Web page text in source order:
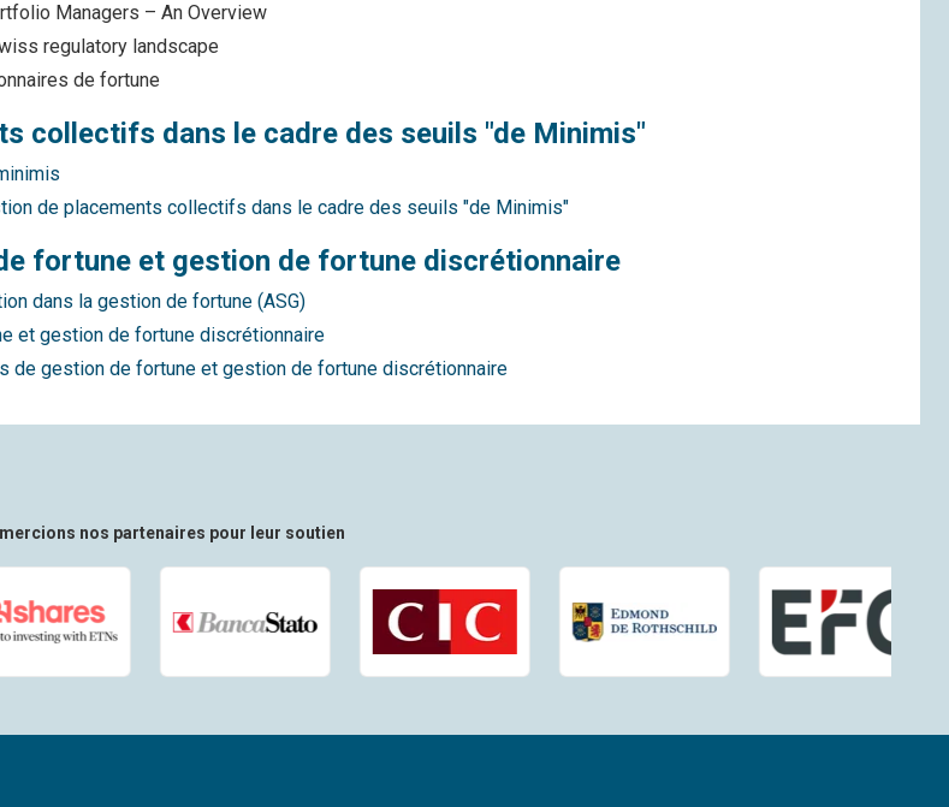
Managers – An Overview
regulatory landscape
de fortune
collectifs dans le cadre des seuils "de Minimis"
de placements collectifs dans le cadre des seuils "de Minimis"
fortune et gestion de fortune discrétionnaire
dans la gestion de fortune (ASG)
et gestion de fortune discrétionnaire
de gestion de fortune et gestion de fortune discrétionnaire
nos partenaires pour leur soutien